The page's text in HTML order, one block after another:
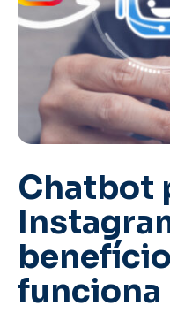
Chatbot
funciona